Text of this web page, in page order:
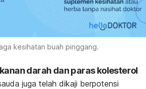
kesihatan buah pinggang.
darah dan paras kolesterol
juga telah dikaji berpotensi